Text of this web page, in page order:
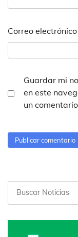
Correo electrónico
Guardar mi
en este
un